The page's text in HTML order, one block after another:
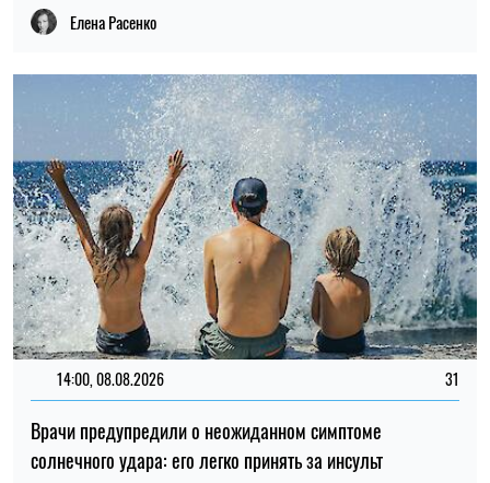
Елена Расенко
14:00, 08.08.2026 31
Врачи предупредили о неожиданном симптоме
солнечного удара: его легко принять за инсульт